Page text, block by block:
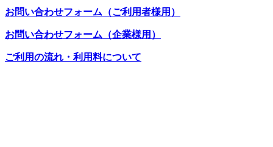
お問い合わせフォーム（ご利用者様用）
お問い合わせフォーム（企業様用）
ご利用の流れ・利用料について